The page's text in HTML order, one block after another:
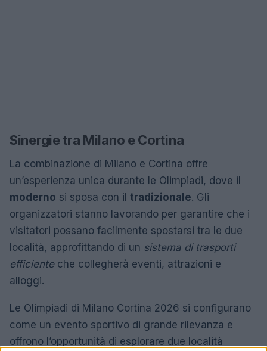
Sinergie tra Milano e Cortina
La combinazione di Milano e Cortina offre
un’esperienza unica durante le Olimpiadi, dove il
moderno si sposa con il tradizionale. Gli
organizzatori stanno lavorando per garantire che i
visitatori possano facilmente spostarsi tra le due
località, approfittando di un sistema di trasporti
efficienteche collegherà eventi, attrazioni e
alloggi.
Le Olimpiadi di Milano Cortina 2026 si configurano
come un evento sportivo di grande rilevanza e
offrono l’opportunità di esplorare due località